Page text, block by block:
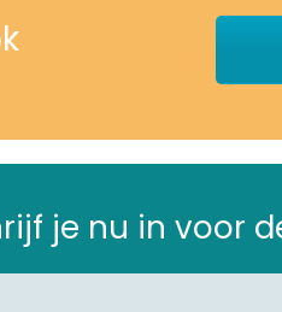
je nu in voor